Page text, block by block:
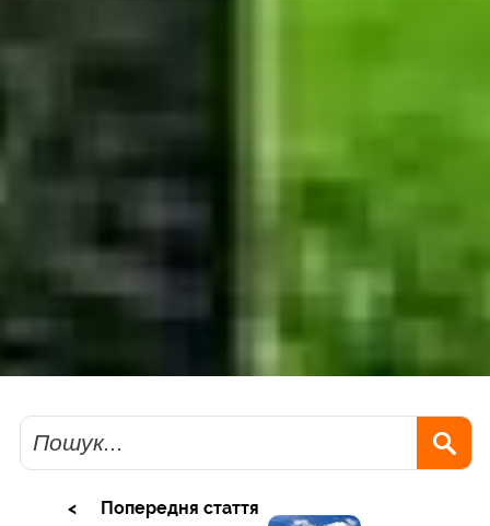
Пошук
Попередня стаття